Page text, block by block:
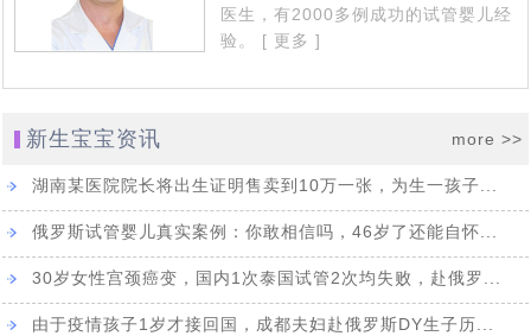
医生，有2000多例成功的试管婴儿经
验。
[ 更多 ]
新生宝宝资讯 more >>
湖南某医院院长将出生证明售卖到10万一张，为生一孩子...
俄罗斯试管婴儿真实案例：你敢相信吗，46岁了还能自怀...
30岁女性宫颈癌变，国内1次泰国试管2次均失败，赴俄罗...
由于疫情孩子1岁才接回国，成都夫妇赴俄罗斯DY生子历...